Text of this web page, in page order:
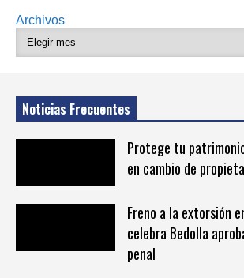
Archivos
Noticias Frecuentes
Protege tu
en cambio de
Freno a la extorsión
celebra Bedolla
penal